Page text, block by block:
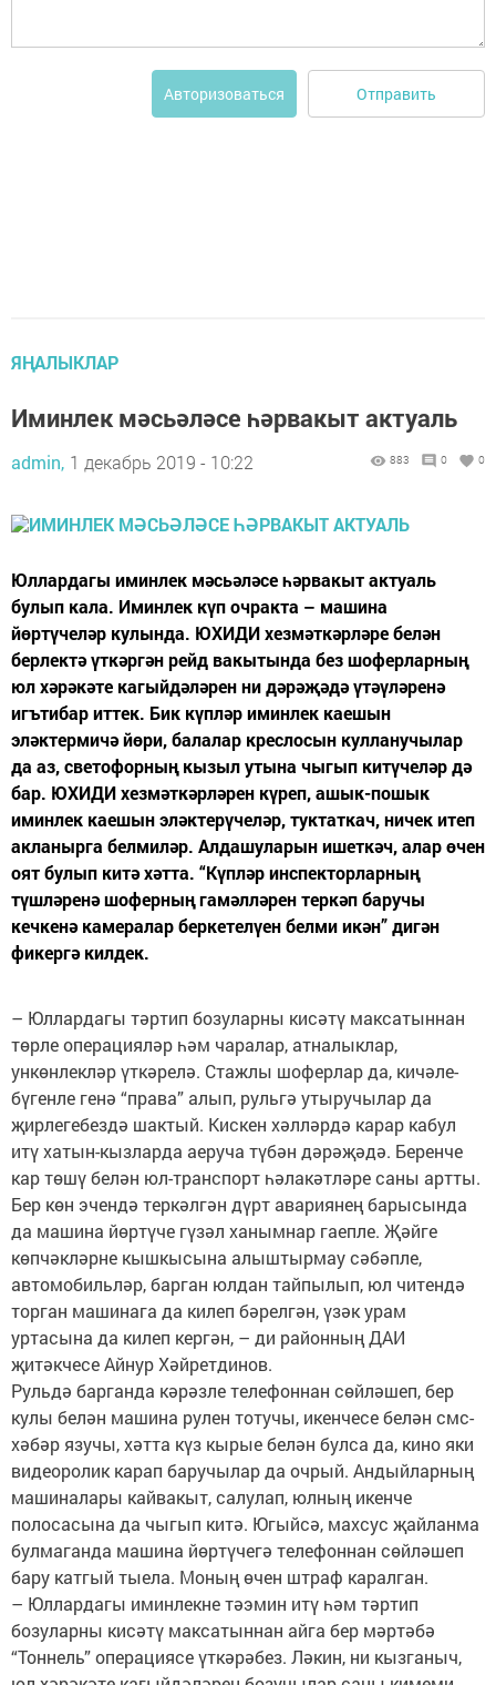
Авторизоваться Отправить
ЯҢАЛЫКЛАР
Иминлек мәсьәләсе һәрвакыт актуаль
admin, 1 декабрь 2019 - 10:22 883 0 0
Юллардагы иминлек мәсьәләсе һәрвакыт актуаль
булып кала. Иминлек күп очракта – машина
йөртүчеләр кулында. ЮХИДИ хезмәткәрләре белән
берлектә үткәргән рейд вакытында без шоферларның
юл хәрәкәте кагыйдәләрен ни дәрәҗәдә үтәүләренә
игътибар иттек. Бик күпләр иминлек каешын
эләктермичә йөри, балалар креслосын кулланучылар
да аз, светофорның кызыл утына чыгып китүчеләр дә
бар. ЮХИДИ хезмәткәрләрен күреп, ашык-пошык
иминлек каешын эләктерүчеләр, туктаткач, ничек итеп
акланырга белмиләр. Алдашуларын ишеткәч, алар өчен
оят булып китә хәтта. “Күпләр инспекторларның
түшләренә шоферның гамәлләрен теркәп баручы
кечкенә камералар беркетелүен белми икән” дигән
фикергә килдек.
– Юллардагы тәртип бозуларны кисәтү максатыннан
төрле операцияләр һәм чаралар, атналыклар,
ункөнлекләр үткәрелә. Стажлы шоферлар да, кичәле-
бүгенле генә “права” алып, рульгә утыручылар да
җирлегебездә шактый. Кискен хәлләрдә карар кабул
итү хатын-кызларда аеруча түбән дәрәҗәдә. Беренче
кар төшү белән юл-транспорт һәлакәтләре саны артты.
Бер көн эчендә теркәлгән дүрт авариянең барысында
да машина йөртүче гүзәл ханымнар гаепле. Җәйге
көпчәкләрне кышкысына алыштырмау сәбәпле,
автомобильләр, барган юлдан тайпылып, юл читендә
торган машинага да килеп бәрелгән, үзәк урам
уртасына да килеп кергән, – ди районның ДАИ
җитәкчесе Айнур Хәйретдинов.
Рульдә барганда кәрәзле телефоннан сөйләшеп, бер
кулы белән машина рулен тотучы, икенчесе белән смс-
хәбәр язучы, хәтта күз кырые белән булса да, кино яки
видеоролик карап баручылар да очрый. Андыйларның
машиналары кайвакыт, салулап, юлның икенче
полосасына да чыгып китә. Югыйсә, махсус җайланма
булмаганда машина йөртүчегә телефоннан сөйләшеп
бару катгый тыела. Моның өчен штраф каралган.
– Юллардагы иминлекне тәэмин итү һәм тәртип
бозуларны кисәтү максатыннан айга бер мәртәбә
“Тоннель” операциясе үткәрәбез. Ләкин, ни кызганыч,